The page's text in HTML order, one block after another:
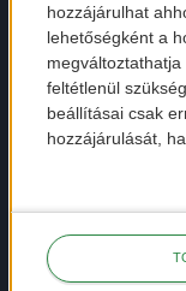
hozzájárulhat
lehetőségként a
megváltoztathatja
feltétlenül
beállításai csak
hozzájárulását,